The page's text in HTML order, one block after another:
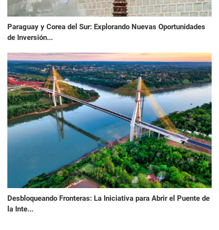
Paraguay y Corea del Sur: Explorando Nuevas Oportunidades
de Inversión...
Desbloqueando Fronteras: La Iniciativa para Abrir el Puente de
la Inte...